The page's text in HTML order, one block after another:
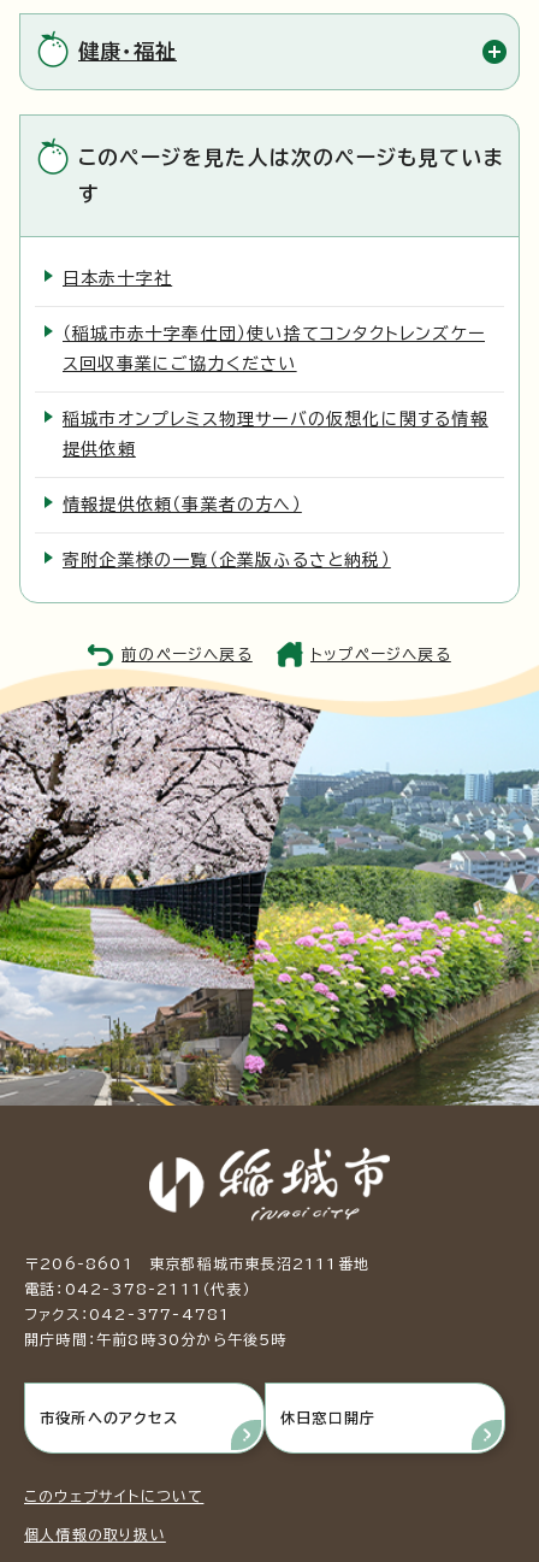
健康・福祉
このページを見た人は次のページも見ていま
す
日本赤十字社
（稲城市赤十字奉仕団）使い捨てコンタクトレンズケー
ス回収事業にご協力ください
稲城市オンプレミス物理サーバの仮想化に関する情報
提供依頼
情報提供依頼（事業者の方へ）
寄附企業様の一覧（企業版ふるさと納税）
前のページへ戻る トップページへ戻る
〒206-8601 東京都稲城市東長沼2111番地
電話：042-378-2111（代表）
ファクス：042-377-4781
開庁時間：午前8時30分から午後5時
市役所へのアクセス 休日窓口開庁
このウェブサイトについて
個人情報の取り扱い